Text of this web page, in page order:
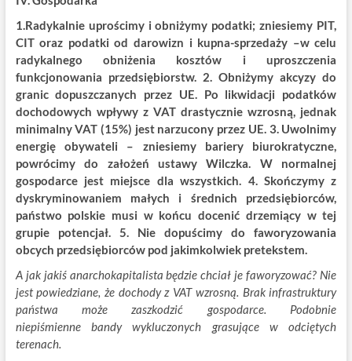
1.Radykalnie uprościmy i obniżymy podatki; zniesiemy PIT,
CIT oraz podatki od darowizn i kupna-sprzedaży –w celu
radykalnego obniżenia kosztów i uproszczenia
funkcjonowania przedsiębiorstw. 2. Obniżymy akcyzy do
granic dopuszczanych przez UE. Po likwidacji podatków
dochodowych wpływy z VAT drastycznie wzrosną, jednak
minimalny VAT (15%) jest narzucony przez UE. 3. Uwolnimy
energię obywateli – zniesiemy bariery biurokratyczne,
powrócimy do założeń ustawy Wilczka. W normalnej
gospodarce jest miejsce dla wszystkich. 4. Skończymy z
dyskryminowaniem małych i średnich przedsiębiorców,
państwo polskie musi w końcu docenić drzemiący w tej
grupie potencjał. 5. Nie dopuścimy do faworyzowania
obcych przedsiębiorców pod jakimkolwiek pretekstem.
A jak jakiś anarchokapitalista będzie chciał je faworyzować? Nie
jest powiedziane, że dochody z VAT wzrosną. Brak infrastruktury
państwa może zaszkodzić gospodarce. Podobnie
niepiśmienne bandy wykluczonych grasujące w odciętych
terenach.